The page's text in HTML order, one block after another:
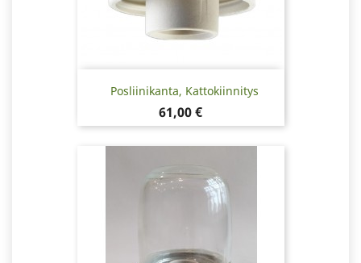
Posliinikanta, Kattokiinnitys
Hinta
61,00 €